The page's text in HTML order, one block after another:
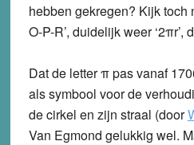
hebben gekregen? Kijk toch
O-P-R’, duidelijk weer
Dat de letterπ pas vanaf
als symbool voor de
de cirkel en zijn straal (door
Van Egmond gelukkig wel.